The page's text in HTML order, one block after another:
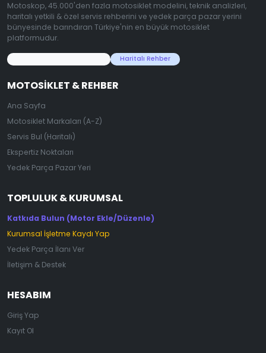
Motoskop, 45.000'den fazla motosiklet modelini, teknik analizleri,
haritalı yetkili & özel servis rehberini ve yedek parça pazar yerini
bünyesinde barındıran Türkiye'nin en büyük motosiklet
platformudur.
Haritalı Rehber
MOTOSIKLET & REHBER
Ana Sayfa
Motosiklet Markaları (A-Z)
Servis Bul (Haritalı)
Ekspertiz Noktaları
Yedek Parça Pazar Yeri
TOPLULUK & KURUMSAL
Katkıda Bulun (Motor Ekle/Düzenle)
Kurumsal İşletme Kaydı Yap
Yedek Parça İlanı Ver
İletişim & Destek
HESABIM
Giriş Yap
Kayıt Ol